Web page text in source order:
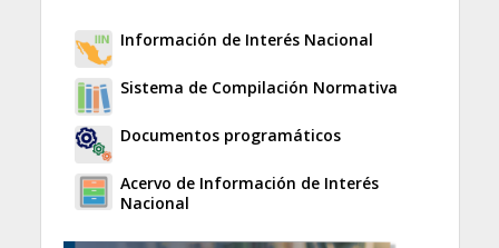
Información de Interés Nacional
Sistema de Compilación Normativa
Documentos programáticos
Acervo de Información de Interés
Nacional